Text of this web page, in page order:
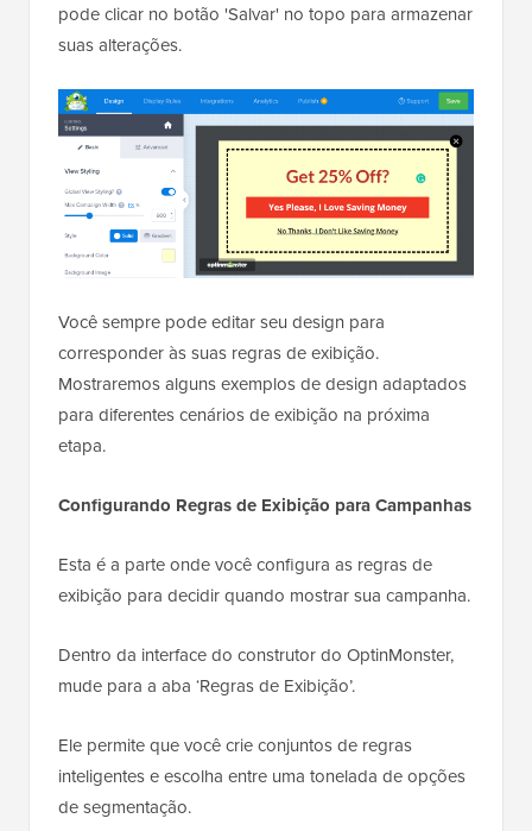
pode clicar no botão 'Salvar' no topo para armazenar
suas alterações.
Você sempre pode editar seu design para
corresponder às suas regras de exibição.
Mostraremos alguns exemplos de design adaptados
para diferentes cenários de exibição na próxima
etapa.
Configurando Regras de Exibição para Campanhas
Esta é a parte onde você configura as regras de
exibição para decidir quando mostrar sua campanha.
Dentro da interface do construtor do OptinMonster,
mude para a aba ‘Regras de Exibição’.
Ele permite que você crie conjuntos de regras
inteligentes e escolha entre uma tonelada de opções
de segmentação.